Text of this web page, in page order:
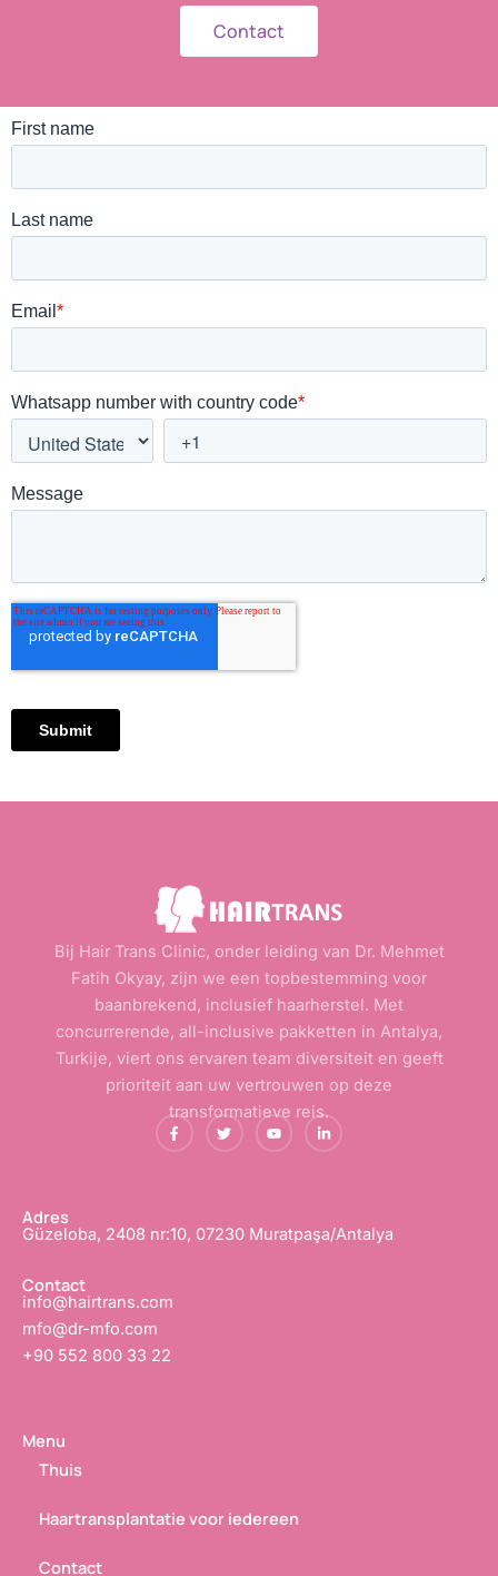
Contact
Bij Hair Trans Clinic, onder leiding van Dr. Mehmet
Fatih Okyay, zijn we een topbestemming voor
baanbrekend, inclusief haarherstel. Met
concurrerende, all-inclusive pakketten in Antalya,
Turkije, viert ons ervaren team diversiteit en geeft
prioriteit aan uw vertrouwen op deze
transformatieve reis.
F
a
c
-
T
w
i
n
Y
o
u
L
i
n
-
Adres
Güzeloba, 2408 nr:10, 07230 Muratpaşa/Antalya
Contact
info@hairtrans.com
mfo@dr-mfo.com
+90 552 800 33 22
Menu
Thuis
Haartransplantatie voor iedereen
Contact